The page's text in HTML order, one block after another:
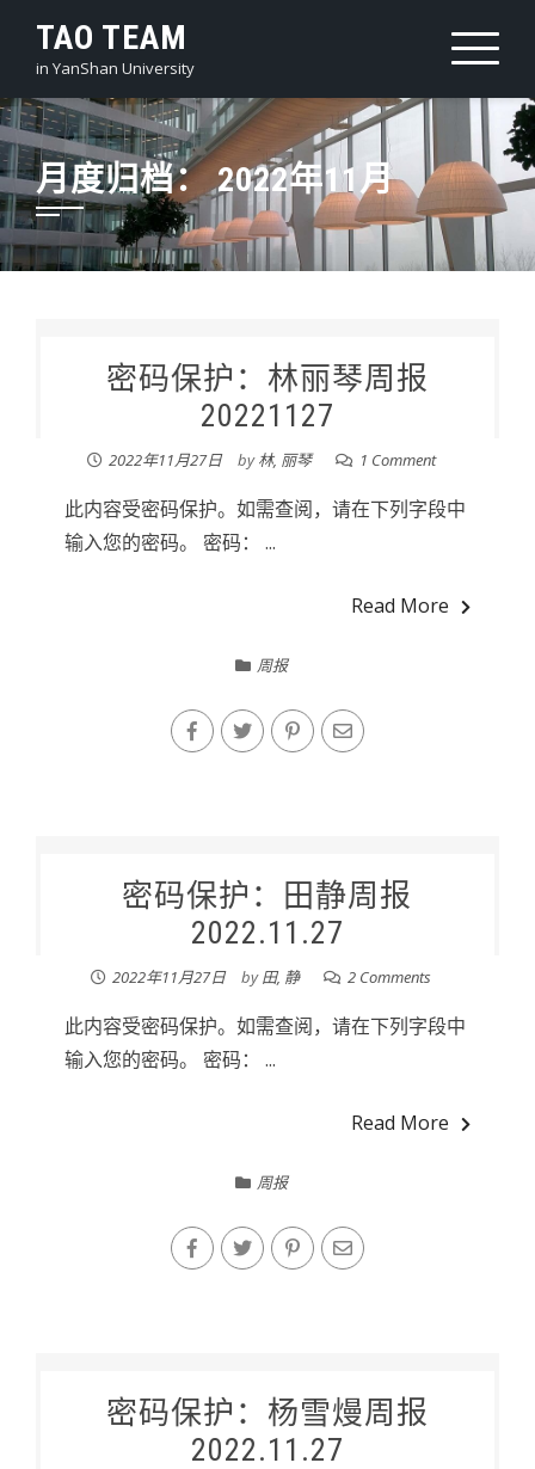
content
TAO TEAM
in YanShan University
月度归档：2022年11月
密码保护：林丽琴周报
20221127
2022年11月27日 by林, 丽琴 1 Comment
此内容受密码保护。如需查阅，请在下列字段中
输入您的密码。 密码： ...
Read More
周报
密码保护：田静周报
2022.11.27
2022年11月27日 by田, 静 2 Comments
此内容受密码保护。如需查阅，请在下列字段中
输入您的密码。 密码： ...
Read More
周报
密码保护：杨雪熳周报
2022.11.27